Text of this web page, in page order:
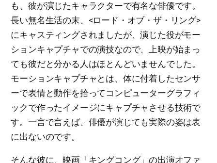
も、彼が演じたキャラクターで有名な俳優です。
長い無名生活の末、<ロード・オブ・ザ・リング>
にキャスティングされましたが、演じた役がモー
ションキャプチャでの演技なので、上映が始まっ
ても彼だと分かる人はほとんどいませんでした。
モーションキャプチャとは、体に付着したセンサ
ーで表情と動作を拾ってコンピューターグラフィ
ックで作ったイメージにキャプチャさせる技術で
す。一言で言えば、俳優が演じても実際の姿は表
に出ないのです。
そんな彼に、映画「キングコング」の出演オファ